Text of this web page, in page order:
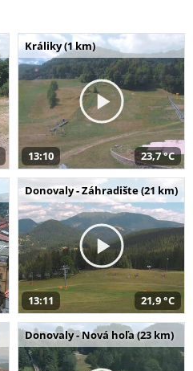
Králiky (1 km)
13:10 23,7 °C
Donovaly - Záhradište (21 km)
13:11 21,9 °C
Donovaly - Nová hoľa (23 km)